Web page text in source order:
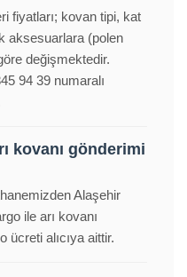
fiyatları; kovan tipi, kat
aksesuarlara (polen
değişmektedir.
94 39 numaralı
kovanı gönderimi
Alaşehir
ile arı kovanı
ücreti alıcıya aittir.